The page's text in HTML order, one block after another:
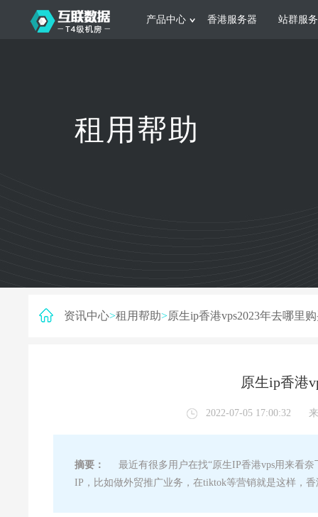
产品中心
日本服务器 新加坡服务器
香港服务器 站群服
根据不同规模的网站提供可定制化的架
构和 一站式协助租用帮助
资讯中心>租用帮助>原生ip香港vps2023年去哪里
原生ip香港
2022-07-05 17:00:32
摘要：
最近有很多用户在找“原生IP香港vps用来看奈
IP，比如做外贸推广业务，在tiktok等营销就是这样，